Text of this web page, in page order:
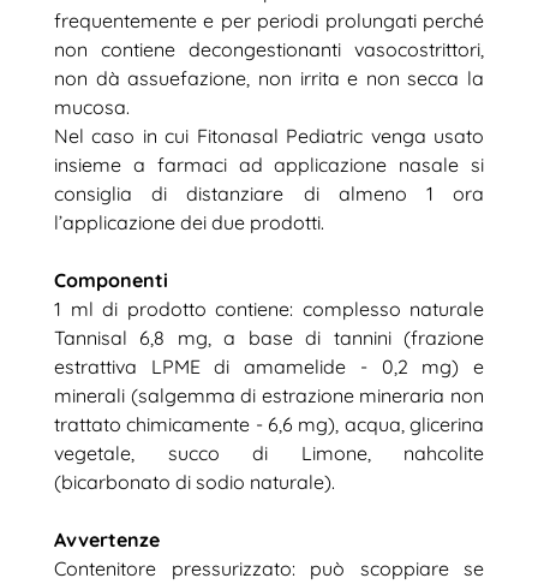
frequentemente e per periodi prolungati perché
non contiene decongestionanti vasocostrittori,
non dà assuefazione, non irrita e non secca la
mucosa.
Nel caso in cui Fitonasal Pediatric venga usato
insieme a farmaci ad applicazione nasale si
consiglia di distanziare di almeno 1 ora
l’applicazione dei due prodotti.
Componenti
1 ml di prodotto contiene: complesso naturale
Tannisal 6,8 mg, a base di tannini (frazione
estrattiva LPME di amamelide - 0,2 mg) e
minerali (salgemma di estrazione mineraria non
trattato chimicamente - 6,6 mg), acqua, glicerina
vegetale, succo di Limone, nahcolite
(bicarbonato di sodio naturale).
Avvertenze
Contenitore pressurizzato: può scoppiare se